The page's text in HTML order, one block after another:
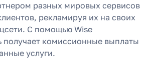
разных мировых сервисов
рекламируя их на своих
С помощью Wise
получает комиссионные выплаты
услуги.